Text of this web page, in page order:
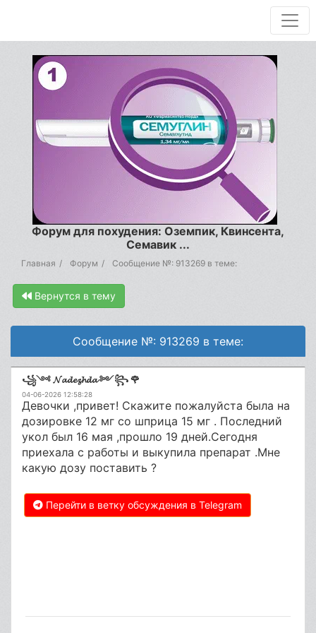
Форум для похудения: Оземпик, Квинсента,
Семавик ...
Главная Форум Сообщение №: 913269 в теме:
Вернутся в тему
Сообщение №: 913269 в теме:
꧁༺ 𝓝𝓪𝓭𝓮𝔃𝓱𝓭𝓪 ༻꧂ 🌹
04-06-2026 12:58:28
Девочки ,привет! Скажите пожалуйста была на
дозировке 12 мг со шприца 15 мг . Последний
укол был 16 мая ,прошло 19 дней.Сегодня
приехала с работы и выкупила препарат .Мне
какую дозу поставить ?
Перейти в ветку обсуждения в Telegram